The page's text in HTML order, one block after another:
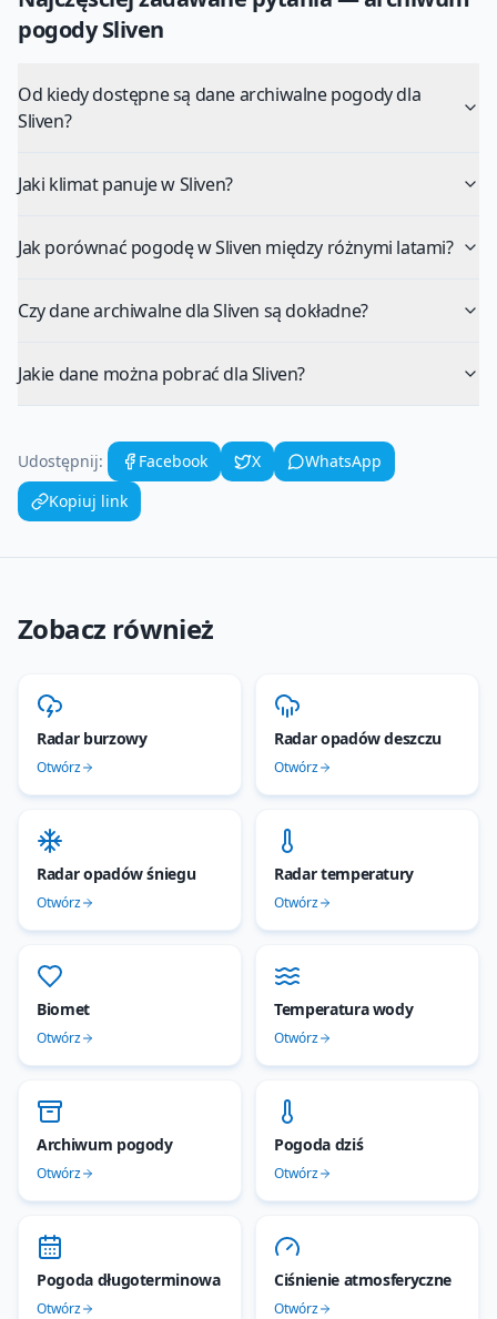
pogodySliven
Od kiedy dostępne są dane archiwalne pogody dla
Sliven?
Jaki klimat panuje w Sliven?
Jak porównać pogodę w Sliven między różnymi latami?
Czy dane archiwalne dla Sliven są dokładne?
Jakie dane można pobrać dla Sliven?
Udostępnij: Facebook X
WhatsApp
Kopiuj link
Zobacz również
Radar burzowy
Otwórz
Radar opadów deszczu
Otwórz
Radar opadów śniegu
Otwórz
Radar temperatury
Otwórz
Biomet
Otwórz
Temperatura wody
Otwórz
Archiwum pogody
Otwórz
Pogoda dziś
Otwórz
Pogoda długoterminowa
Otwórz
Ciśnienie atmosferyczne
Otwórz